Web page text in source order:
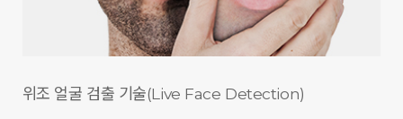
위조 얼굴 검출 기술(Live Face Detection)